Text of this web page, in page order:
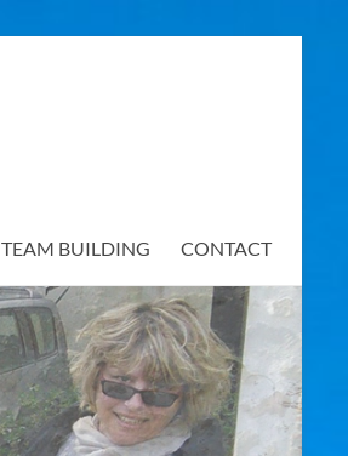
BUILDING CONTACT